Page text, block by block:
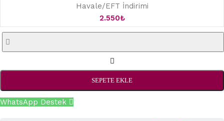
Havale/EFT İndirimi
2.550₺
SEPETE EKLE
WhatsApp Destek